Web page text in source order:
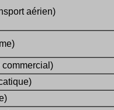
aérien)
commercial)